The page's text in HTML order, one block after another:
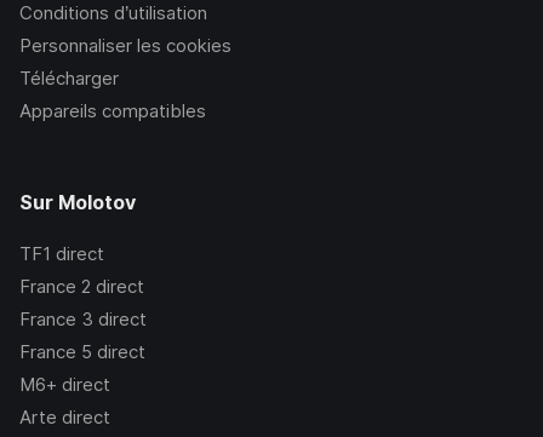
Conditions d’utilisation
Personnaliser les cookies
Télécharger
Appareils compatibles
Sur Molotov
TF1 direct
France 2 direct
France 3 direct
France 5 direct
M6+ direct
Arte direct